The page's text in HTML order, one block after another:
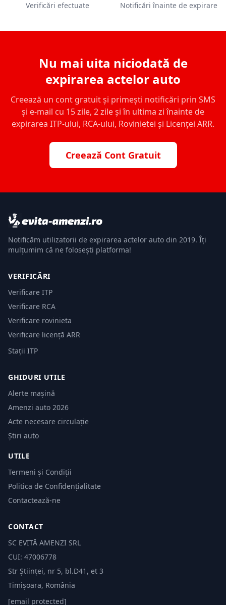
Verificări efectuate Notificări înainte de expirare
Nu mai uita niciodată de
expirarea actelor auto
Creează un cont gratuit și primești notificări prin SMS
și e-mail cu 15 zile, 2 zile și în ultima zi înainte de
expirarea ITP-ului, RCA-ului, Rovinietei și Licenței ARR.
Creează Cont Gratuit
Notificăm utilizatorii de expirarea actelor auto din 2019. Îți
mulțumim că ne folosești platforma!
VERIFICĂRI
Verificare ITP
Verificare RCA
Verificare rovinieta
Verificare licență ARR
Stații ITP
GHIDURI UTILE
Alerte mașină
Amenzi auto 2026
Acte necesare circulație
Știri auto
UTILE
Termeni și Condiții
Politica de Confidențialitate
Contactează-ne
CONTACT
SC EVITĂ AMENZI SRL
CUI: 47006778
Str Științei, nr 5, bl.D41, et 3
Timișoara, România
[email protected]